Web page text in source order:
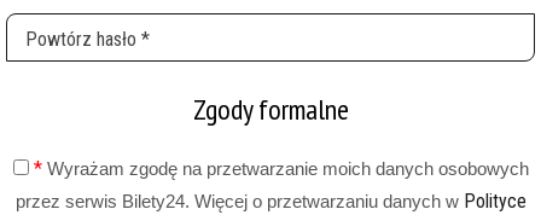
Zgody formalne
Wyrażam zgodę na przetwarzanie moich danych osobowych
przez serwis Bilety24. Więcej o przetwarzaniu danych w Polityce